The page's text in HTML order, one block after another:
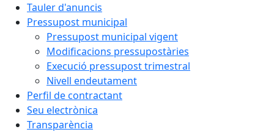
Tauler d'anuncis
Pressupost municipal
Pressupost municipal vigent
Modificacions pressupostàries
Execució pressupost trimestral
Nivell endeutament
Perfil de contractant
Seu electrònica
Transparència